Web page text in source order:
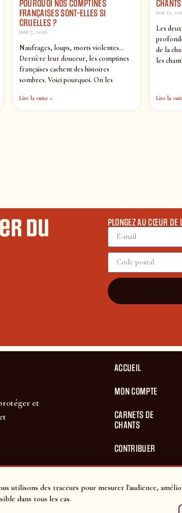
utilisons des traceurs pour mesurer l'audience,
dans tous les cas.
POURQUOI NOS COMPTINES
FRANÇAISES SONT-ELLES SI
CRUELLES ?
juin 7, 2026
Naufrages, loups, morts violentes…
Derrière leur douceur, les comptines
françaises cachent des histoires
sombres. Voici pourquoi. On les
Lire la suite »
mai 21,
Les
de la
les
Lire la
du PLONGEZ AU CŒUR DE
et
!
ACCUEIL
MON COMPTE
CARNETS DE
CHANTS
CONTRIBUER